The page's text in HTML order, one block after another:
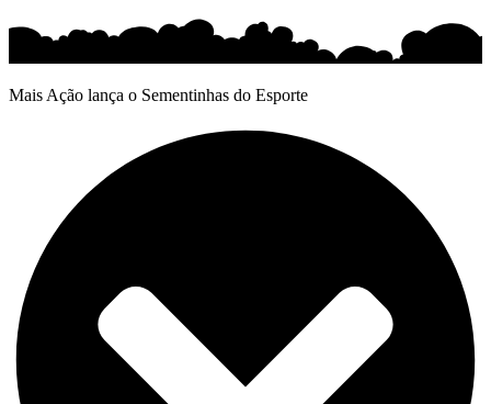
Mais Ação lança o Sementinhas do Esporte